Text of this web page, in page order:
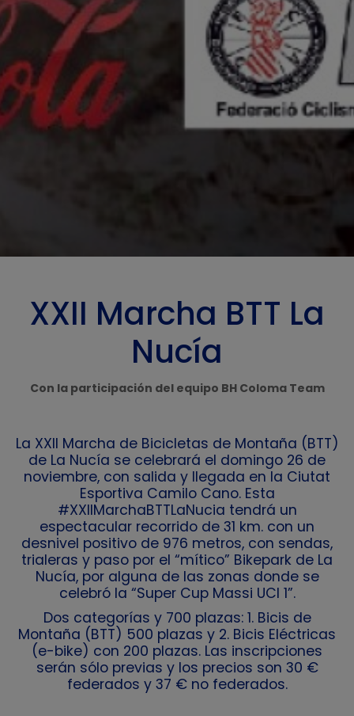
XXII Marcha BTT La
Nucía
Con la participación del equipo BH Coloma Team
La XXII Marcha de Bicicletas de Montaña (BTT)
de La Nucía se celebrará el domingo 26 de
noviembre, con salida y llegada en la Ciutat
Esportiva Camilo Cano. Esta
#XXIIMarchaBTTLaNucia tendrá un
espectacular recorrido de 31 km. con un
desnivel positivo de 976 metros, con sendas,
trialeras y paso por el “mítico” Bikepark de La
Nucía, por alguna de las zonas donde se
celebró la “Super Cup Massi UCI 1”.
Dos categorías y 700 plazas: 1. Bicis de
Montaña (BTT) 500 plazas y 2. Bicis Eléctricas
(e-bike) con 200 plazas. Las inscripciones
serán sólo previas y los precios son 30 €
federados y 37 € no federados.